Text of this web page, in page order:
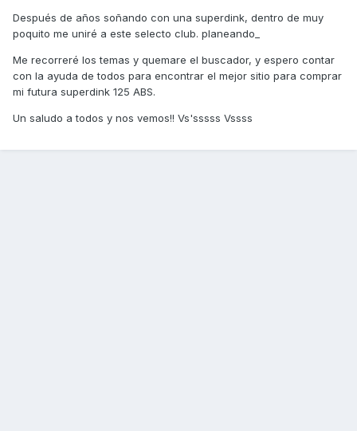
Después de años soñando con una superdink, dentro de muy
poquito me uniré a este selecto club. planeando_
Me recorreré los temas y quemare el buscador, y espero contar
con la ayuda de todos para encontrar el mejor sitio para comprar
mi futura superdink 125 ABS.
Un saludo a todos y nos vemos!! Vs'sssss Vssss